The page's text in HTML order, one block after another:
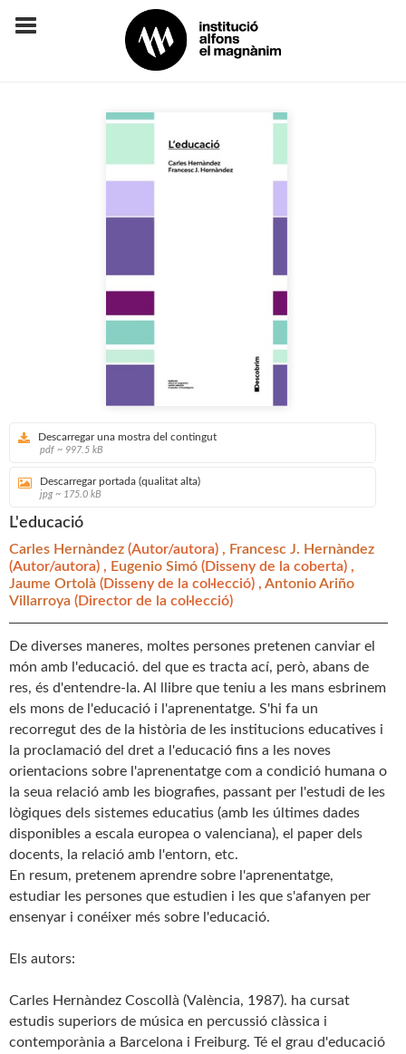
Descarregar una mostra del contingut
pdf ~ 997.5 kB
Descarregar portada (qualitat alta)
jpg ~ 175.0 kB
L'educació
Carles Hernàndez (Autor/autora) , Francesc J. Hernàndez
(Autor/autora) , Eugenio Simó (Disseny de la coberta) ,
Jaume Ortolà (Disseny de la col·lecció) , Antonio Ariño
Villarroya (Director de la col·lecció)
De diverses maneres, moltes persones pretenen canviar el
món amb l'educació. del que es tracta ací, però, abans de
res, és d'entendre-la. Al llibre que teniu a les mans esbrinem
els mons de l'educació i l'aprenentatge. S'hi fa un
recorregut des de la història de les institucions educatives i
la proclamació del dret a l'educació fins a les noves
orientacions sobre l'aprenentatge com a condició humana o
la seua relació amb les biografies, passant per l'estudi de les
lògiques dels sistemes educatius (amb les últimes dades
disponibles a escala europea o valenciana), el paper dels
docents, la relació amb l'entorn, etc.
En resum, pretenem aprendre sobre l'aprenentatge,
estudiar les persones que estudien i les que s'afanyen per
ensenyar i conéixer més sobre l'educació.
Els autors:
Carles Hernàndez Coscollà (València, 1987). ha cursat
estudis superiors de música en percussió clàssica i
contemporània a Barcelona i Freiburg. Té el grau d'educació